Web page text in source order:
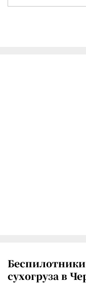
сухогруза в